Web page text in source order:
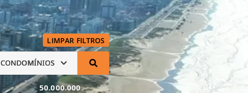
LIMPAR FILTROS
CONDOMÍNIOS
50.000.000